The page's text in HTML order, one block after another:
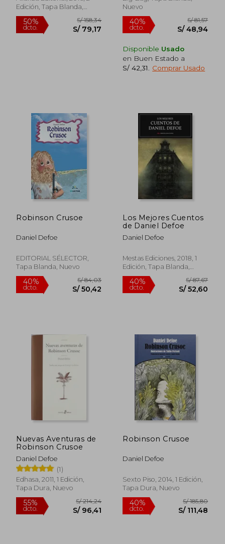
50%
dcto.
S/ 166,55
S/ 83,28
55%
dcto.
Edición, Tapa Blanda,
Nuevo
Nuevo
40%
dcto.
Disponible Usado
en Buen Estado a
S/ 42,31
Comprar Usado
Robinson Crusoe
Daniel Defoe
EDITORIAL SÉLECTOR,
Tapa Blanda, Nuevo
Los Mejores Cuentos
de Daniel Defoe
Daniel Defoe
Mestas Ediciones, 2018, 1
Edición, Tapa Blanda,
Nuevo
Nuevas Aventuras de
Robinson Crusoe
Daniel Defoe
(1)
Edhasa, 2011, 1 Edición,
Tapa Dura, Nuevo
Robinson Crusoe
Daniel Defoe
Sexto Piso, 2014, 1 Edición,
Tapa Dura, Nuevo